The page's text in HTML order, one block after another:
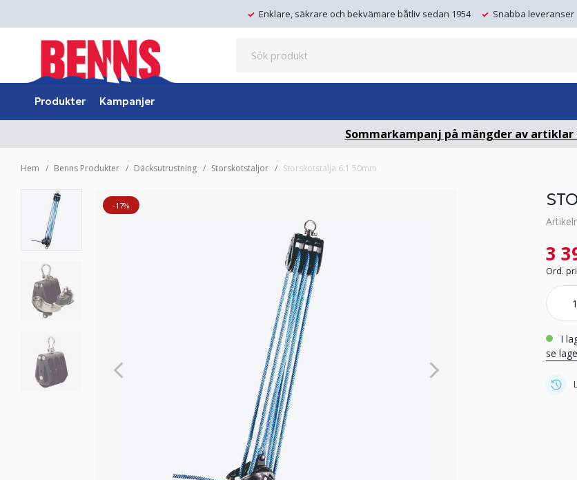
Enklare, säkrare och bekvämare båtliv sedan 1954 Snabba leveranser
Produkter Kampanjer
Sommarkampanj på mängder av artiklar
Hem Benns Produkter Däcksutrustning Storskotstaljor Storskotstalja 6:1 50mm
-17%
3
Ord.
i
se